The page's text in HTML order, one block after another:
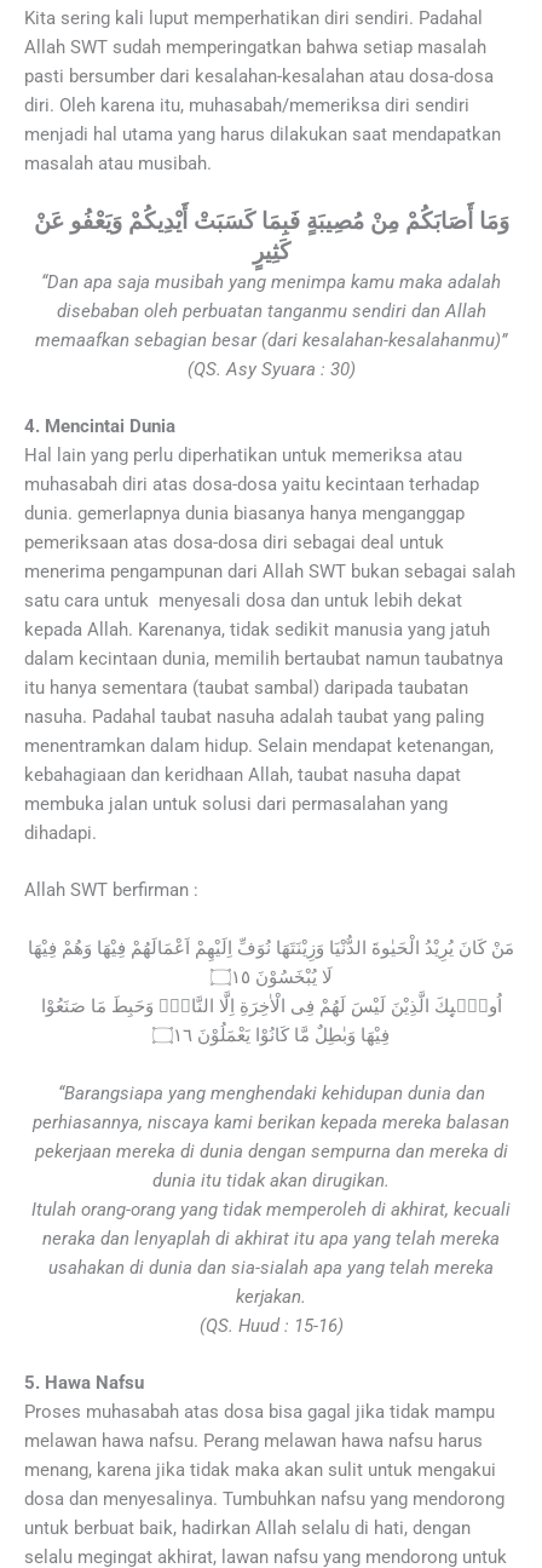
Kita sering kali luput memperhatikan diri sendiri. Padahal
Allah SWT sudah memperingatkan bahwa setiap masalah
pasti bersumber dari kesalahan-kesalahan atau dosa-dosa
diri. Oleh karena itu, muhasabah/memeriksa diri sendiri
menjadi hal utama yang harus dilakukan saat mendapatkan
masalah atau musibah.
وَمَا أَصَابَكُمْ مِنْ مُصِيبَةٍ فَبِمَا كَسَبَتْ أَيْدِيكُمْ وَيَعْفُو عَنْ
كَثِيرٍ
“Dan apa saja musibah yang menimpa kamu maka adalah
disebaban oleh perbuatan tanganmu sendiri dan Allah
memaafkan sebagian besar (dari kesalahan-kesalahanmu)”
(QS. Asy Syuara : 30)
4. Mencintai Dunia
Hal lain yang perlu diperhatikan untuk memeriksa atau
muhasabah diri atas dosa-dosa yaitu kecintaan terhadap
dunia. gemerlapnya dunia biasanya hanya menganggap
pemeriksaan atas dosa-dosa diri sebagai deal untuk
menerima pengampunan dari Allah SWT bukan sebagai salah
satu cara untuk menyesali dosa dan untuk lebih dekat
kepada Allah. Karenanya, tidak sedikit manusia yang jatuh
dalam kecintaan dunia, memilih bertaubat namun taubatnya
itu hanya sementara (taubat sambal) daripada taubatan
nasuha. Padahal taubat nasuha adalah taubat yang paling
menentramkan dalam hidup. Selain mendapat ketenangan,
kebahagiaan dan keridhaan Allah, taubat nasuha dapat
membuka jalan untuk solusi dari permasalahan yang
dihadapi.
Allah SWT berfirman :
مَنْ كَانَ يُرِيْدُ الْحَيٰوةَ الدُّنْيَا وَزِيْنَتَهَا نُوَفِّ اِلَيْهِمْ اَعْمَالَهُمْ فِيْهَا وَهُمْ فِيْهَا
لَا يُبْخَسُوْنَ ۝١٥
اُولٰۤىِٕكَ الَّذِيْنَ لَيْسَ لَهُمْ فِى الْاٰخِرَةِ اِلَّا النَّارُۖ وَحَبِطَ مَا صَنَعُوْا
فِيْهَا وَبٰطِلٌ مَّا كَانُوْا يَعْمَلُوْنَ ۝١٦
“Barangsiapa yang menghendaki kehidupan dunia dan
perhiasannya, niscaya kami berikan kepada mereka balasan
pekerjaan mereka di dunia dengan sempurna dan mereka di
dunia itu tidak akan dirugikan.
Itulah orang-orang yang tidak memperoleh di akhirat, kecuali
neraka dan lenyaplah di akhirat itu apa yang telah mereka
usahakan di dunia dan sia-sialah apa yang telah mereka
kerjakan.
(QS. Huud : 15-16)
5. Hawa Nafsu
Proses muhasabah atas dosa bisa gagal jika tidak mampu
melawan hawa nafsu. Perang melawan hawa nafsu harus
menang, karena jika tidak maka akan sulit untuk mengakui
dosa dan menyesalinya. Tumbuhkan nafsu yang mendorong
untuk berbuat baik, hadirkan Allah selalu di hati, dengan
selalu megingat akhirat, lawan nafsu yang mendorong untuk